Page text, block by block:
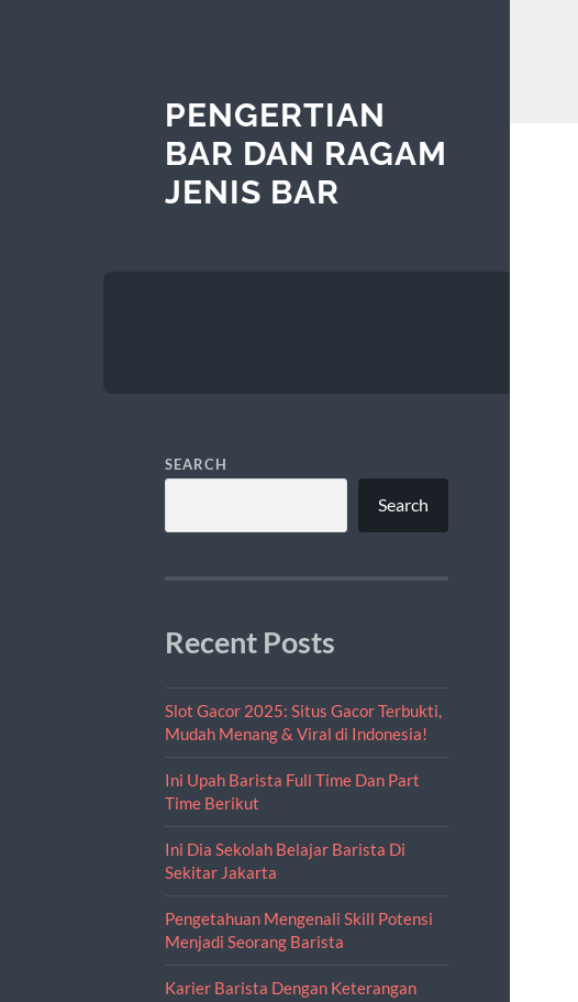
PENGERTIAN
BAR DAN RAGAM
JENIS BAR
SEARCH
Search
Recent Posts
Slot Gacor 2025: Situs Gacor Terbukti,
Mudah Menang & Viral di Indonesia!
Ini Upah Barista Full Time Dan Part
Time Berikut
Ini Dia Sekolah Belajar Barista Di
Sekitar Jakarta
Pengetahuan Mengenali Skill Potensi
Menjadi Seorang Barista
Karier Barista Dengan Keterangan